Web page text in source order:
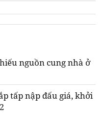
nguồn cung nhà ở
tấp nập đấu giá, khởi